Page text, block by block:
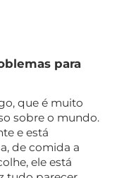
para
que é muito
sobre o mundo.
e está
de comida a
ele está